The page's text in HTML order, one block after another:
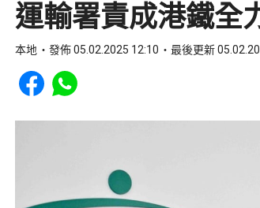
運輸署責成港鐵全
本地 發佈 05.02.2025 12:10 最後更新
Share to Facebook
Share to WhatsApp